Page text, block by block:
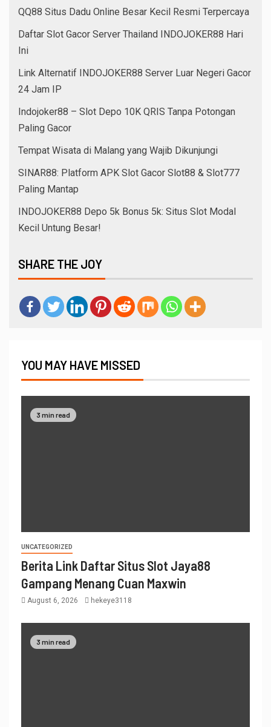
QQ88 Situs Dadu Online Besar Kecil Resmi Terpercaya
Daftar Slot Gacor Server Thailand INDOJOKER88 Hari
Ini
Link Alternatif INDOJOKER88 Server Luar Negeri Gacor
24 Jam IP
Indojoker88 – Slot Depo 10K QRIS Tanpa Potongan
Paling Gacor
Tempat Wisata di Malang yang Wajib Dikunjungi
SINAR88: Platform APK Slot Gacor Slot88 & Slot777
Paling Mantap
INDOJOKER88 Depo 5k Bonus 5k: Situs Slot Modal
Kecil Untung Besar!
SHARE THE JOY
YOU MAY HAVE MISSED
3 min read
UNCATEGORIZED
Berita Link Daftar Situs Slot Jaya88
Gampang Menang Cuan Maxwin
August 6, 2026 hekeye3118
3 min read